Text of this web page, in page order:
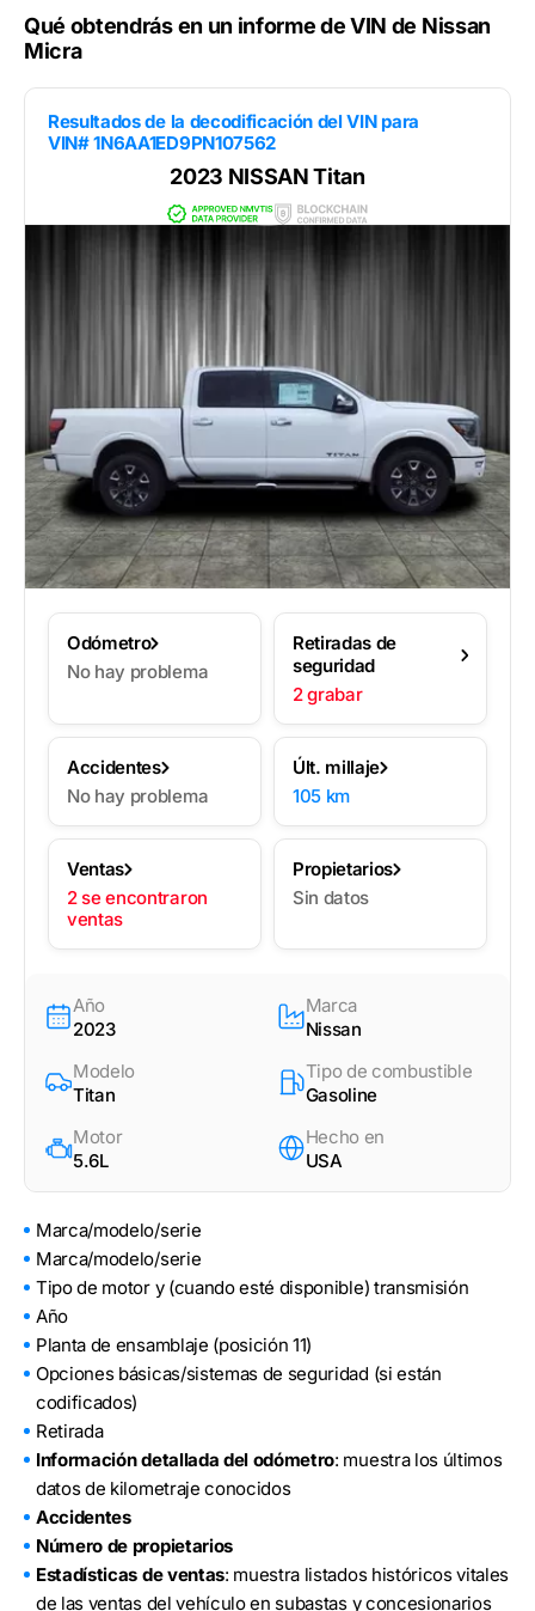
Qué obtendrás en un informe de VIN de Nissan
Micra
Resultados de la decodificación del VIN para
VIN# 1N6AA1ED9PN107562
2023 NISSAN Titan
Odómetro
No hay problema
Retiradas de
seguridad
2 grabar
Accidentes
No hay problema
Últ. millaje
105 km
Ventas
2 se encontraron
ventas
Propietarios
Sin datos
Año
2023
Marca
Nissan
Modelo
Titan
Tipo de combustible
Gasoline
Motor
5.6L
Hecho en
USA
Marca/modelo/serie
Marca/modelo/serie
Tipo de motor y (cuando esté disponible) transmisión
Año
Planta de ensamblaje (posición 11)
Opciones básicas/sistemas de seguridad (si están
codificados)
Retirada
Información detallada del odómetro: muestra los últimos
datos de kilometraje conocidos
Accidentes
Número de propietarios
Estadísticas de ventas: muestra listados históricos vitales
de las ventas del vehículo en subastas y concesionarios